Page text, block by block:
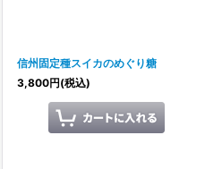
信州固定種スイカのめぐり糖
3,800円(税込)